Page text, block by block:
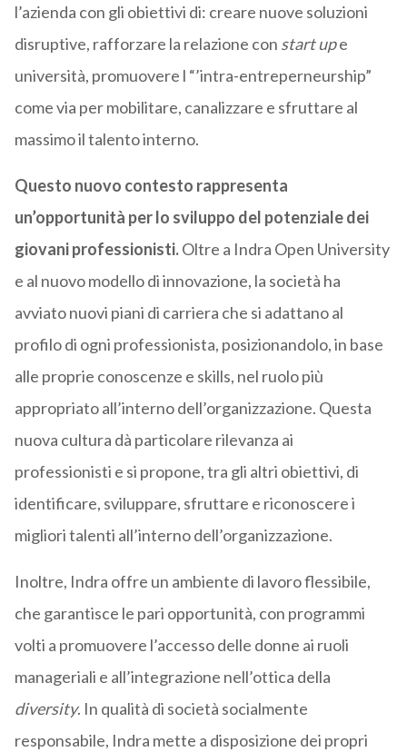
l’azienda con gli obiettivi di: creare nuove soluzioni
disruptive, rafforzare la relazione con start upe
università, promuovere l “’intra-entreperneurship”
come via per mobilitare, canalizzare e sfruttare al
massimo il talento interno.
Questo nuovo contesto rappresenta
un’opportunità per lo sviluppo del potenziale dei
giovani professionisti.Oltre a Indra Open University
e al nuovo modello di innovazione, la società ha
avviato nuovi piani di carriera che si adattano al
profilo di ogni professionista, posizionandolo, in base
alle proprie conoscenze e skills, nel ruolo più
appropriato all’interno dell’organizzazione. Questa
nuova cultura dà particolare rilevanza ai
professionisti e si propone, tra gli altri obiettivi, di
identificare, sviluppare, sfruttare e riconoscere i
migliori talenti all’interno dell’organizzazione.
Inoltre, Indra offre un ambiente di lavoro flessibile,
che garantisce le pari opportunità, con programmi
volti a promuovere l’accesso delle donne ai ruoli
manageriali e all’integrazione nell’ottica della
diversity. In qualità di società socialmente
responsabile, Indra mette a disposizione dei propri